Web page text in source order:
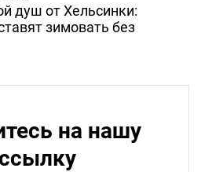
душ от Хельсинки:
зимовать без
на нашу